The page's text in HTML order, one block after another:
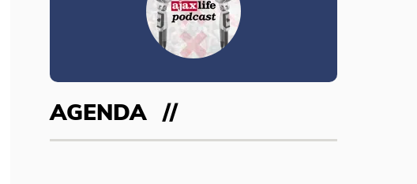
AGENDA